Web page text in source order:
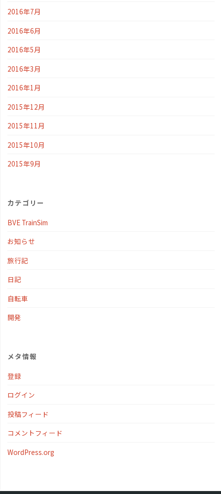
2016年7月
2016年6月
2016年5月
2016年3月
2016年1月
2015年12月
2015年11月
2015年10月
2015年9月
カテゴリー
BVE TrainSim
お知らせ
旅行記
日記
自転車
開発
メタ情報
登録
ログイン
投稿フィード
コメントフィード
WordPress.org